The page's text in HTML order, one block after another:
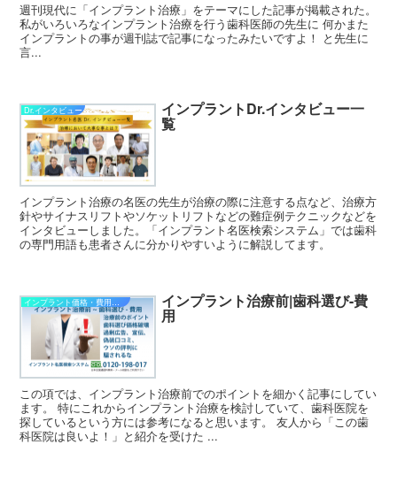
週刊現代に「インプラント治療」をテーマにした記事が掲載された。
私がいろいろなインプラント治療を行う歯科医師の先生に 何かまた
インプラントの事が週刊誌で記事になったみたいですよ！ と先生に
言...
Dr.インタビュー インプラントDr.インタビュー一
覧
インプラント治療の名医の先生が治療の際に注意する点など、治療方
針やサイナスリフトやソケットリフトなどの難症例テクニックなどを
インタビューしました。「インプラント名医検索システム」では歯科
の専門用語も患者さんに分かりやすいように解説してます。
インプラント価格・費用・金額 インプラント治療前|歯科選び-費
用
この項では、インプラント治療前でのポイントを細かく記事にしてい
ます。 特にこれからインプラント治療を検討していて、歯科医院を
探しているという方には参考になると思います。 友人から「この歯
科医院は良いよ！」と紹介を受けた ...